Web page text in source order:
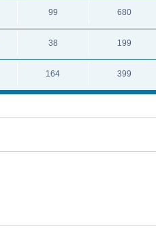
99 680
38 199
164 399